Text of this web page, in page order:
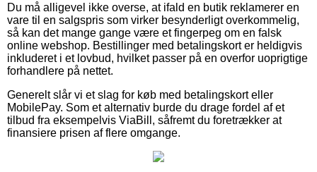
Du må alligevel ikke overse, at ifald en butik reklamerer en
vare til en salgspris som virker besynderligt overkommelig,
så kan det mange gange være et fingerpeg om en falsk
online webshop. Bestillinger med betalingskort er heldigvis
inkluderet i et lovbud, hvilket passer på en overfor uoprigtige
forhandlere på nettet.
Generelt slår vi et slag for køb med betalingskort eller
MobilePay. Som et alternativ burde du drage fordel af et
tilbud fra eksempelvis ViaBill, såfremt du foretrækker at
finansiere prisen af flere omgange.